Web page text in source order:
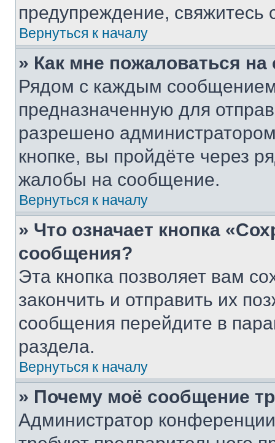
предупреждение,
Вернуться к началу
» Как мне пожаловаться
Рядом с каждым сообщением
предназначенную для
разрешено
кнопке, вы пройдёте через
жалобы на сообщение.
Вернуться к началу
» Что означает кнопка
сообщения?
Эта кнопка позволяет вам
закончить и отправить их
сообщения перейдите в
раздела.
Вернуться к началу
» Почему моё сообщение
Администратор